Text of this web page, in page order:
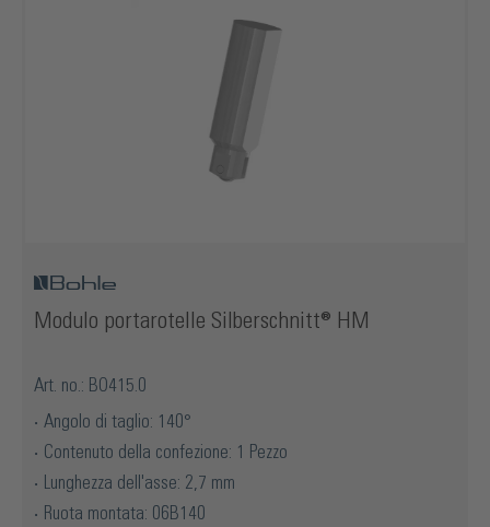
Modulo portarotelle Silberschnitt® HM
Art. no.: BO415.0
Angolo di taglio: 140°
Contenuto della confezione: 1 Pezzo
Lunghezza dell'asse: 2,7 mm
Ruota montata: 06B140